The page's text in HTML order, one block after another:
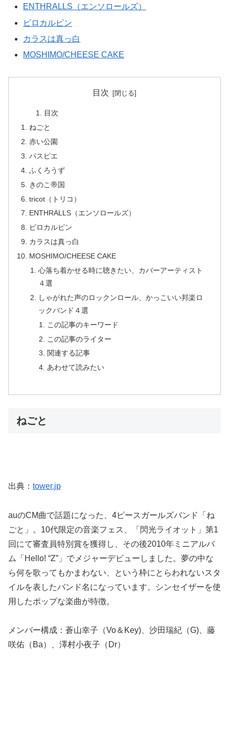
ENTHRALLS（エンソロールズ）
ピロカルピン
カラスは真っ白
MOSHIMO/CHEESE CAKE
目次
目次
ねごと
赤い公園
パスピエ
ふくろうず
きのこ帝国
tricot（トリコ）
ENTHRALLS（エンソロールズ）
ピロカルピン
カラスは真っ白
MOSHIMO/CHEESE CAKE
心落ち着かせる時に聴きたい、カバーアーティスト
４選
しゃがれた声のロックンロール、かっこいい邦楽ロ
ックバンド４選
この記事のキーワード
この記事のライター
関連する記事
あわせて読みたい
ねごと
出典： tower.jp
auのCM曲で話題になった、4ピースガールズバンド「ね
ごと」。10代限定の音楽フェス、「閃光ライオット」第1
回にて審査員特別賞を獲得し、その後2010年ミニアルバ
ム「Hello! “Z”」でメジャーデビューしました。夢の中な
ら何を歌ってもかまわない、という枠にとらわれないスタ
イルを表したバンド名になっています。シンセイザーを使
用したポップな楽曲が特徴。
メンバー構成：蒼山幸子（Vo＆Key)、沙田瑞紀（G)、藤
咲佑（Ba）、澤村小­夜子（Dr）